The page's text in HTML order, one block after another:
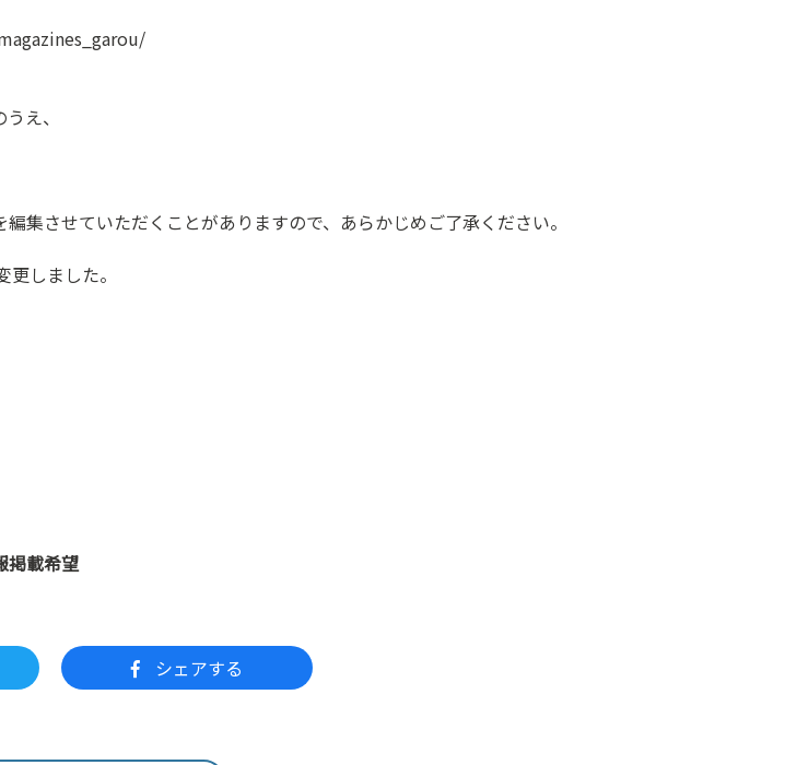
え、
させていただくことがありますので、あらかじめご了承ください。
しました。
掲載希望
シェアする